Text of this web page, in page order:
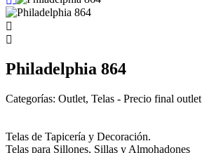
Philadelphia 864
Categorías: Outlet, Telas - Precio final outlet
Telas de Tapicería y Decoración.
Telas para Sillones, Sillas y Almohadones